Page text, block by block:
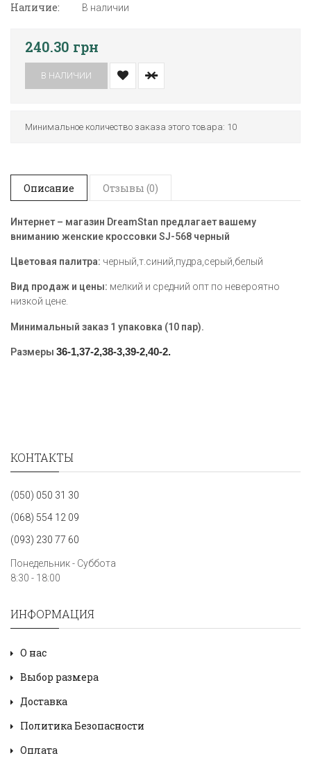
Наличие: В наличии
240.30 грн
В НАЛИЧИИ
Минимальное количество заказа этого товара: 10
Описание Отзывы (0)
Интернет – магазин DreamStan предлагает вашему
вниманию женские кроссовки SJ-568 черный
Цветовая палитра: черный,т.синий,пудра,серый,белый
Вид продаж и цены: мелкий и средний опт по невероятно
низкой цене.
Минимальный заказ 1 упаковка (10 пар).
Размеры 36-1,37-2,38-3,39-2,40-2.
КОНТАКТЫ
(050) 050 31 30
(068) 554 12 09
(093) 230 77 60
Понедельник - Суббота
8:30 - 18:00
ИНФОРМАЦИЯ
О нас
Выбор размера
Доставка
Политика Безопасности
Оплата